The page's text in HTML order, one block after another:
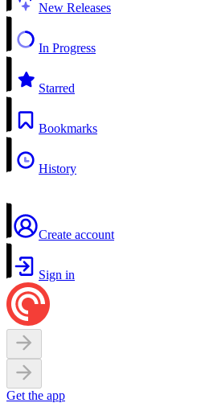
New Releases
In Progress
Starred
Bookmarks
History
Create account
Sign in
Get the app